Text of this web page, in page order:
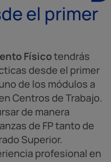
el primer
Físicotendrás
desde el primer
de los módulos a
Centros de Trabajo.
de manera
de FP tanto de
Superior.
profesional en